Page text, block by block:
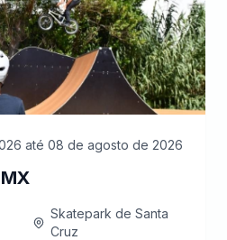
até 08 de agosto de 2026
Skatepark de Santa
Cruz